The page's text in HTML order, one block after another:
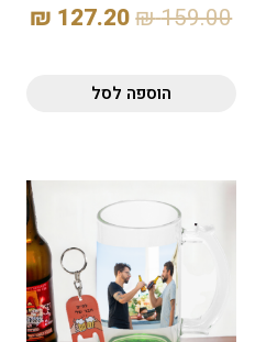
159.00
₪
127.20
₪
הוספה לסל